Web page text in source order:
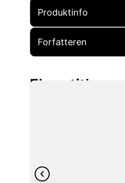
Produktinfo
Forfatteren
Flere titler